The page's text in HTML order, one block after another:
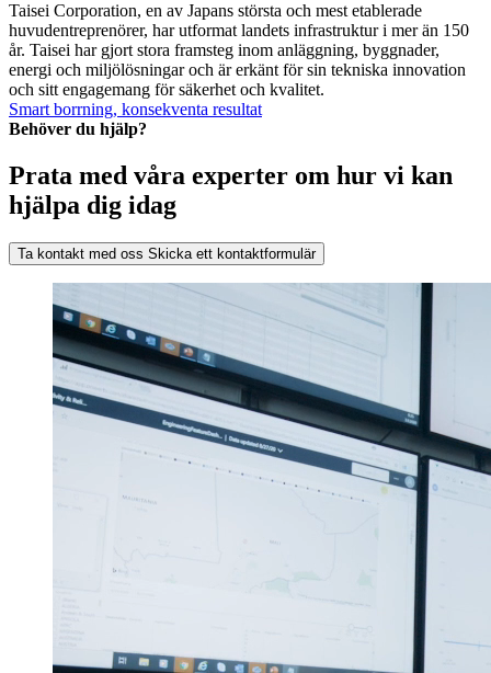
Taisei Corporation, en av Japans största och mest etablerade
huvudentreprenörer, har utformat landets infrastruktur i mer än 150
år. Taisei har gjort stora framsteg inom anläggning, byggnader,
energi och miljölösningar och är erkänt för sin tekniska innovation
och sitt engagemang för säkerhet och kvalitet.
Smart borrning, konsekventa resultat
Behöver du hjälp?
Prata med våra experter om hur vi kan
hjälpa dig idag
Ta kontakt med oss Skicka ett kontaktformulär